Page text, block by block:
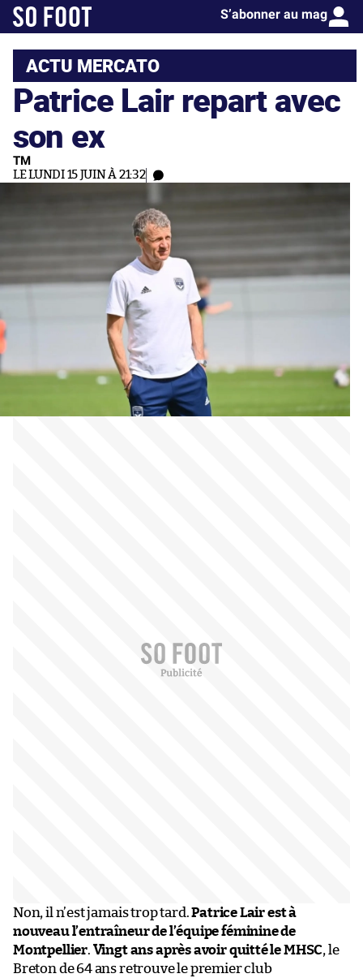
S’abonner au mag
ACTU MERCATO
Patrice Lair repart avec
son ex
TM
LE LUNDI 15 JUIN À 21:32
Non, il n’est jamais trop tard.Patrice Lair est à
nouveau l’entraîneur de l’équipe féminine de
Montpellier. Vingt ans après avoir quitté le MHSC, le
Breton de 64 ans retrouve le premier club